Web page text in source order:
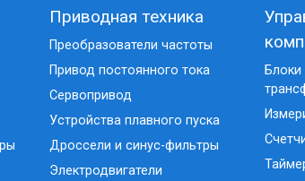
Приводная техника
Преобразователи частоты
Привод постоянного тока
Сервопривод
Устройства плавного пуска
Дроссели и синус-фильтры
Электродвигатели
Блоки